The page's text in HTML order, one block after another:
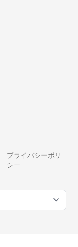
プライバシーポリ
シー